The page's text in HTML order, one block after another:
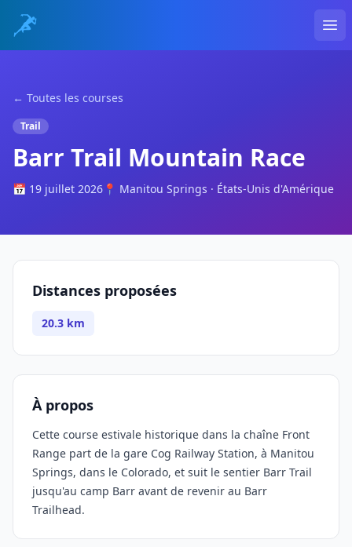
← Toutes les courses
Trail
Barr Trail Mountain Race
📅 19 juillet 2026 📍 Manitou Springs · États-Unis d'Amérique
Distances proposées
20.3 km
À propos
Cette course estivale historique dans la chaîne Front
Range part de la gare Cog Railway Station, à Manitou
Springs, dans le Colorado, et suit le sentier Barr Trail
jusqu'au camp Barr avant de revenir au Barr
Trailhead.